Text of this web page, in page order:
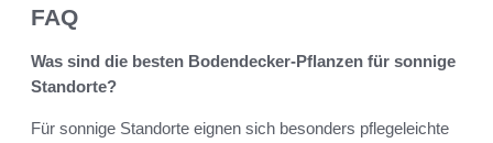
FAQ
Was sind die besten Bodendecker-Pflanzen für sonnige
Standorte?
Für sonnige Standorte eignen sich besonders pflegeleichte